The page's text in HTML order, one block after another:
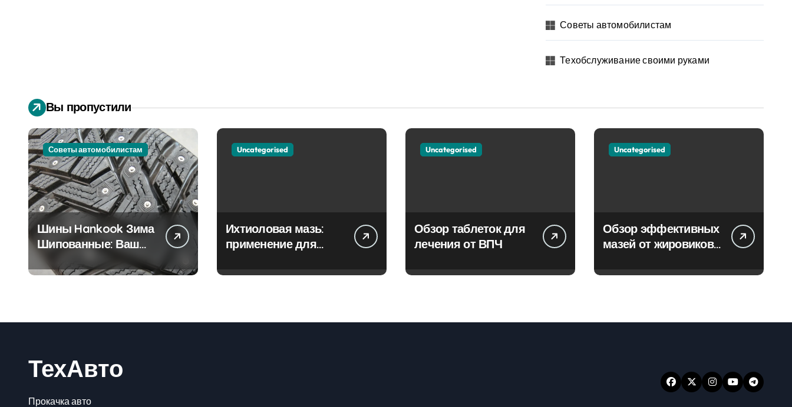
Советы автомобилистам
Техобслуживание своими руками
Вы пропустили
Советы автомобилистам
Шины Hankook Зима
Шипованные: Ваш
Надежный Партнёр
на Снежных Дорогах
Uncategorised
Ихтиоловая мазь:
применение для
Uncategorised
Обзор таблеток для
лечения от ВПЧ
Uncategorised
Обзор эффективных
мазей от жировиков
эффектом
ТехАвто
Прокачка авто